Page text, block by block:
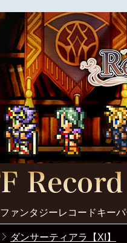
ァンタジーレコードキー
ダンサーティアラ【XI】